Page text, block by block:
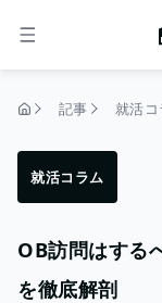
メニュー
記事 就活コ
就活コラム
OB訪問はする
を徹底解剖